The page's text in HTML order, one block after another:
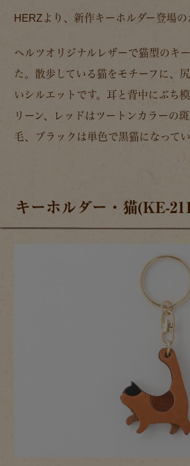
HERZより、新作キーホルダー登場の
ヘルツオリジナルレザーで猫型のキ
た。散歩している猫をモチーフに、
いシルエットです。耳と背中にぶち
リーン、レッドはツートンカラーの
毛、ブラックは単色で黒猫になってい
キーホルダー・猫(KE-